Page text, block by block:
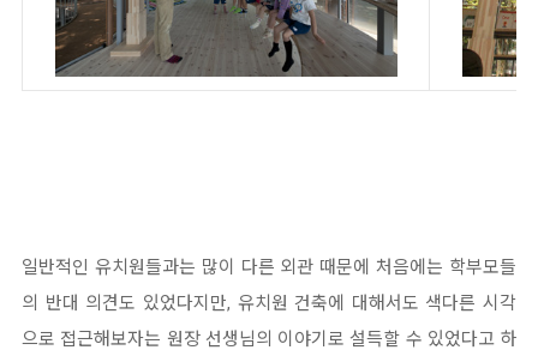
일반적인 유치원들과는 많이 다른 외관 때문에 처음에는 학부모들
의 반대 의견도 있었다지만, 유치원 건축에 대해서도 색다른 시각
으로 접근해보자는 원장 선생님의 이야기로 설득할 수 있었다고 하